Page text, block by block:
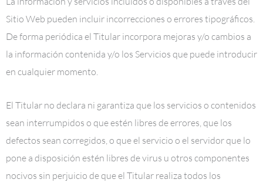
Sitio Web pueden incluir incorrecciones o errores tipográficos.
De forma periódica el Titular incorpora mejoras y/o cambios a
la información contenida y/o los Servicios que puede introducir
en cualquier momento.
El Titular no declara ni garantiza que los servicios o contenidos
sean interrumpidos o que estén libres de errores, que los
defectos sean corregidos, o que el servicio o el servidor que lo
pone a disposición estén libres de virus u otros componentes
nocivos sin perjuicio de que el Titular realiza todos los